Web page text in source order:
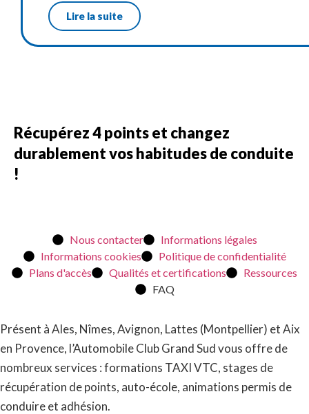
Lire la suite
Récupérez 4 points et changez
durablement vos habitudes de conduite
!
Nous contacter
Informations légales
Informations cookies
Politique de confidentialité
Plans d'accès
Qualités et certifications
Ressources
FAQ
Présent à Ales, Nîmes, Avignon, Lattes (Montpellier) et Aix
en Provence, l’Automobile Club Grand Sud vous offre de
nombreux services : formations TAXI VTC, stages de
récupération de points, auto-école, animations permis de
conduire et adhésion.